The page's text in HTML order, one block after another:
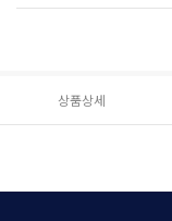
상품상세